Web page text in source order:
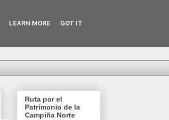
Ruta por el
Patrimonio de la
Campiña Norte
LEARN MORE GOT IT